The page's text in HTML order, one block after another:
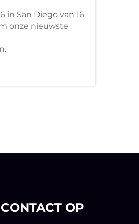
in San Diego van 16
onze nieuwste
OP